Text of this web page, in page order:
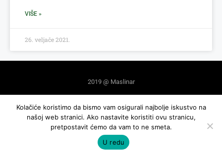
VIŠE »
26. veljače 2021.
2019 @ Maslinar
izrada: exdizajn
Kolačiće koristimo da bismo vam osigurali najbolje iskustvo na
našoj web stranici. Ako nastavite koristiti ovu stranicu,
pretpostavit ćemo da vam to ne smeta.
U redu